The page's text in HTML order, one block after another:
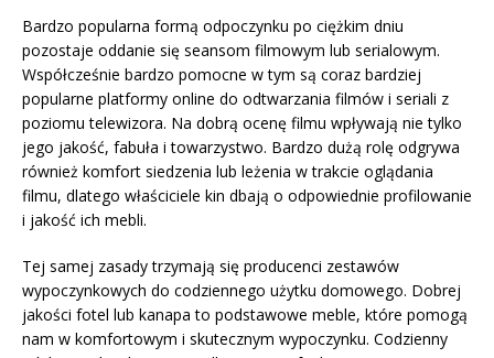
Bardzo popularna formą odpoczynku po ciężkim dniu
pozostaje oddanie się seansom filmowym lub serialowym.
Współcześnie bardzo pomocne w tym są coraz bardziej
popularne platformy online do odtwarzania filmów i seriali z
poziomu telewizora. Na dobrą ocenę filmu wpływają nie tylko
jego jakość, fabuła i towarzystwo. Bardzo dużą rolę odgrywa
również komfort siedzenia lub leżenia w trakcie oglądania
filmu, dlatego właściciele kin dbają o odpowiednie profilowanie
i jakość ich mebli.
Tej samej zasady trzymają się producenci zestawów
wypoczynkowych do codziennego użytku domowego. Dobrej
jakości fotel lub kanapa to podstawowe meble, które pomogą
nam w komfortowym i skutecznym wypoczynku. Codzienny